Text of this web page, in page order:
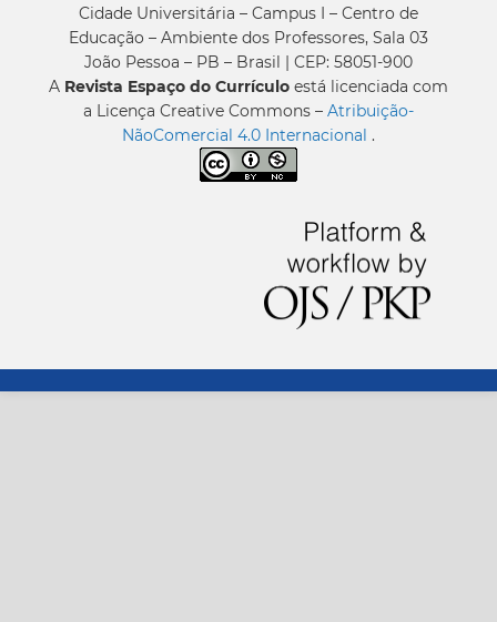
Cidade Universitária – Campus I – Centro de
Educação – Ambiente dos Professores, Sala 03
João Pessoa – PB – Brasil | CEP: 58051-900
A Revista Espaço do Currículo está licenciada com
a Licença Creative Commons – Atribuição-
NãoComercial 4.0 Internacional .